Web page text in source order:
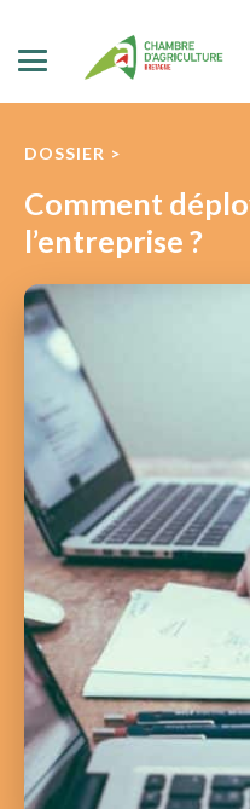
DOSSIER >
Comment
l’entreprise ?